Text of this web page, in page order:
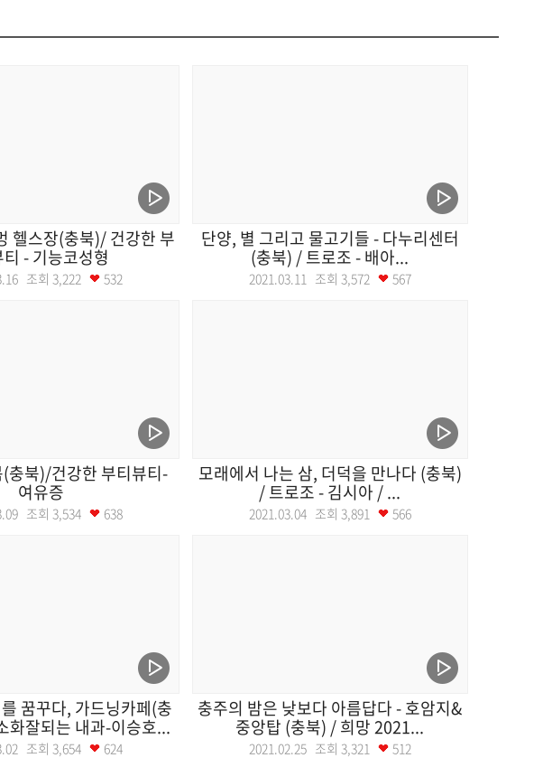
헬스장(충북)/ 건강한 부
티 - 기능코성형
조회 3,222 532
단양, 별 그리고 물고기들 - 다누리센터
(충북) / 트로조 - 배아...
2021.03.11 조회 3,572 567
충북)/건강한 부티뷰티-
여유증
조회 3,534 638
모래에서 나는 삼, 더덕을 만나다 (충북)
/ 트로조 - 김시아 / ...
2021.03.04 조회 3,891 566
꿈꾸다, 가드닝카페(충
화잘되는 내과-이승호...
조회 3,654 624
충주의 밤은 낮보다 아름답다 - 호암지&
중앙탑 (충북) / 희망 2021...
2021.02.25 조회 3,321 512